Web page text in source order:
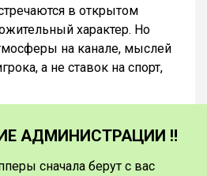
в открытом
характер. Но
на канале, мыслей
а не ставок на спорт,
АДМИНИСТРАЦИИ ‼️
сначала берут с вас